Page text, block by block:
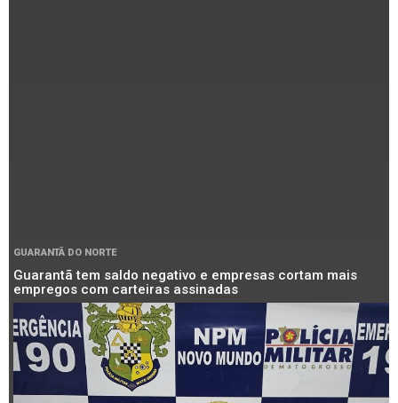
GUARANTÃ DO NORTE
Guarantã tem saldo negativo e empresas cortam mais
empregos com carteiras assinadas